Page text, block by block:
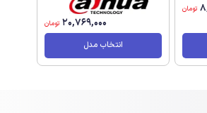
تومان
20,769,000 تومان
انتخاب مدل